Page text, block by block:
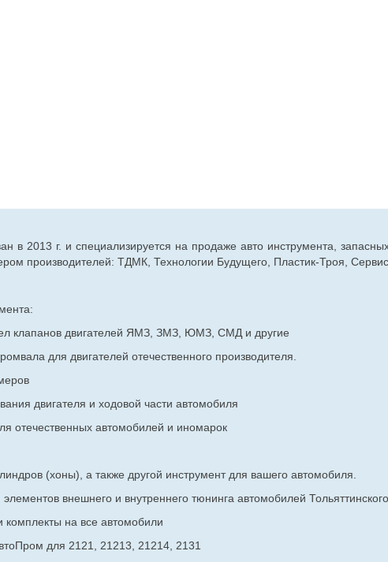
в 2013 г. и специализируется на продаже авто инструмента,
производителей: ТДМК, Технологии Будущего, Пластик-Троя,
клапанов двигателей ЯМЗ, ЗМЗ, ЮМЗ, СМД и другие
для двигателей отечественного производителя.
двигателя и ходовой части автомобиля
отечественныхавтомобилей и иномарок
(хоны), а также другой инструмент для вашего автомобиля.
внешнего и внутреннего тюнинга автомобилей
комплекты на все автомобили
для 2121, 21213, 21214, 2131